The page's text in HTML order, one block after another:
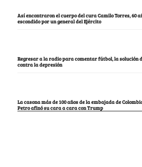
Así encontraron el cuerpo del cura Camilo Torres, 60
escondido por un general del Ejército
Regresar a la radio para comentar fútbol, la solución
contra la depresión
La casona más de 100 años de la embajada de
Petro afinó su cara a cara con Trump